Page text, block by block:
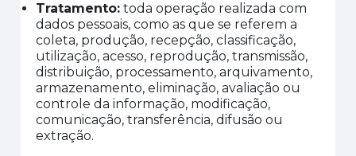
Tratamento: toda operação realizada com
dados pessoais, como as que se referem a
coleta, produção, recepção, classificação,
utilização, acesso, reprodução, transmissão,
distribuição, processamento, arquivamento,
armazenamento, eliminação, avaliação ou
controle da informação, modificação,
comunicação, transferência, difusão ou
extração.